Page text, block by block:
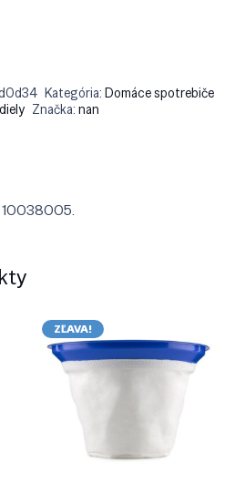
Kategória:Domáce spotrebiče
Značka:nan
ZĽAVA!